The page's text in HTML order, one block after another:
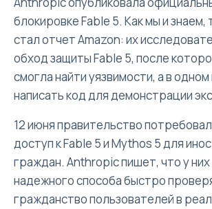
блокировке Fable 5. Как мы и знаем,
стал отчет Amazon: их
обход защиты Fable 5, после
смогла найти уязвимости, а в
написать код для демонстрации
12 июня правительство
доступ к Fable 5 и Mythos 5 для
граждан. Anthropic пишет, что у
надежного способа быстро
гражданство пользователей в